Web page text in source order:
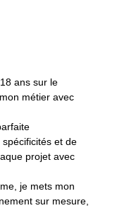
ans sur le
métier avec
et de
projet avec
je mets mon
sur mesure,